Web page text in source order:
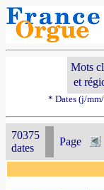
Mots
et
* Dates (j/
70375
dates
Page